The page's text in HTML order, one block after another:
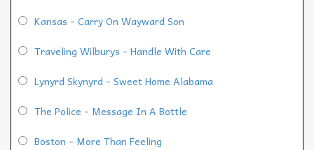
Kansas - Carry On Wayward Son
Traveling Wilburys - Handle With Care
Lynyrd Skynyrd - Sweet Home Alabama
The Police - Message In A Bottle
Boston - More Than Feeling